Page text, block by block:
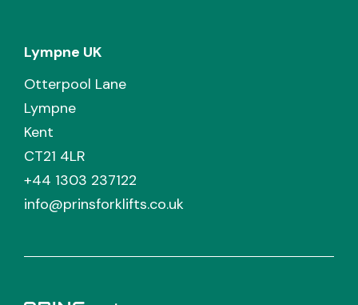
Lympne UK
Otterpool Lane
Lympne
Kent
CT21 4LR
+44 1303 237122
info@prinsforklifts.co.uk